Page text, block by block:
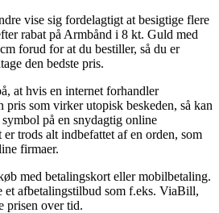
vise sig fordelagtigt at besigtige flere
rabat på Armbånd i 8 kt. Guld med
forud for at du bestiller, så du er
den bedste pris.
at hvis en internet forhandler
pris som virker utopisk beskeden, så kan
på en snydagtig online
trods alt indbefattet af en orden, som
firmaer.
med betalingskort eller mobilbetaling.
et afbetalingstilbud som f.eks. ViaBill,
prisen over tid.